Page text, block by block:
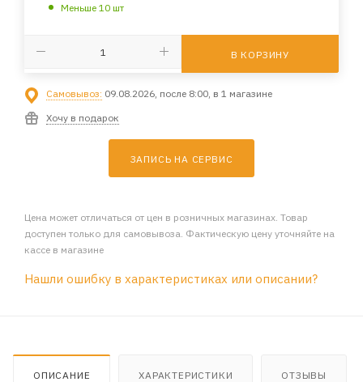
Меньше 10 шт
В КОРЗИНУ
Самовывоз: 09.08.2026, после 8:00, в 1 магазине
Хочу в подарок
ЗАПИСЬ НА СЕРВИС
Цена может отличаться от цен в розничных магазинах. Товар
доступен только для самовывоза. Фактическую цену уточняйте на
кассе в магазине
Нашли ошибку в характеристиках или описании?
ОПИСАНИЕ ХАРАКТЕРИСТИКИ ОТЗЫВЫ